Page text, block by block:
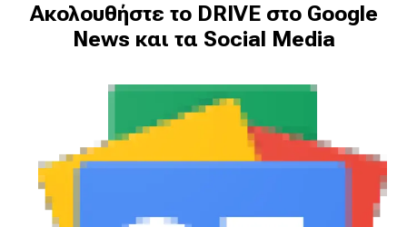
Ακολουθήστε το DRIVE στο Google
News και τα Social Media